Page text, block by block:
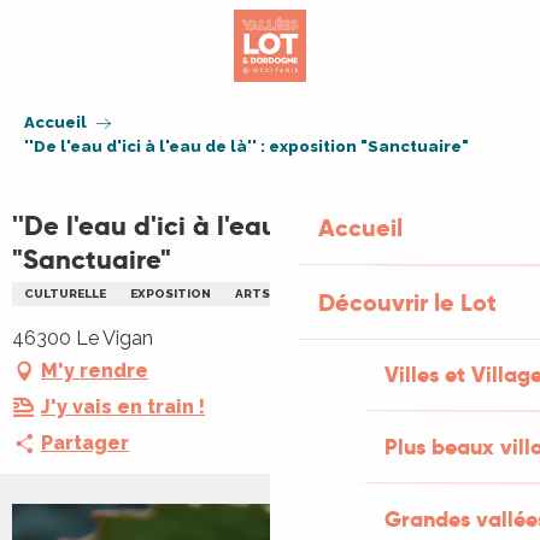
Accueil
Découvrir le Lot
Villes et
Plus beaux
Grandes
Accueil
''De l'eau d'ici à l'eau de là'' : exposition "Sanctuaire"
''De l'eau d'ici à l'eau de là'' : exposition
"Sanctuaire"
CULTURELLE EXPOSITION ARTS
46300 Le Vigan
M'y rendre
J'y vais en train !
Partager